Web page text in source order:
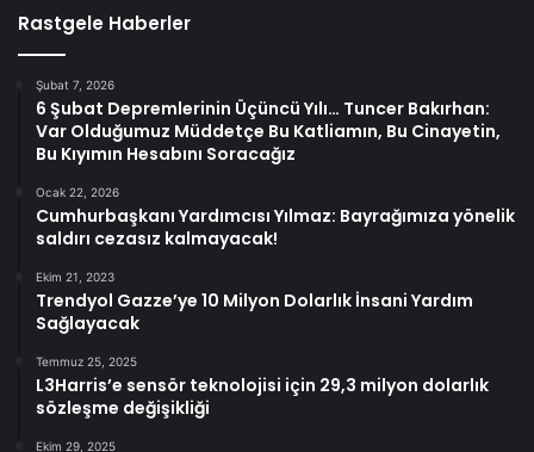
Rastgele Haberler
Şubat 7, 2026
6 Şubat Depremlerinin Üçüncü Yılı… Tuncer Bakırhan:
Var Olduğumuz Müddetçe Bu Katliamın, Bu Cinayetin,
Bu Kıyımın Hesabını Soracağız
Ocak 22, 2026
Cumhurbaşkanı Yardımcısı Yılmaz: Bayrağımıza yönelik
saldırı cezasız kalmayacak!
Ekim 21, 2023
Trendyol Gazze’ye 10 Milyon Dolarlık İnsani Yardım
Sağlayacak
Temmuz 25, 2025
L3Harris’e sensör teknolojisi için 29,3 milyon dolarlık
sözleşme değişikliği
Ekim 29, 2025